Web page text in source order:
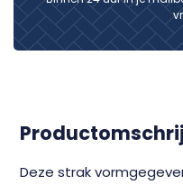
Deze strak